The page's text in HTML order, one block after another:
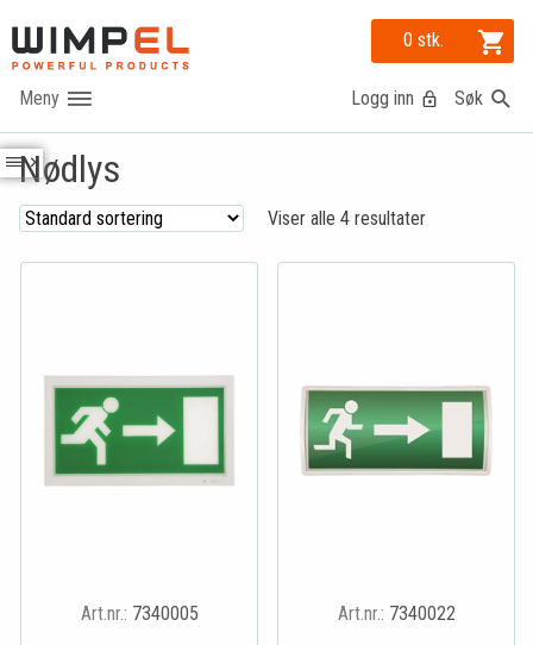
Søk
0 stk.
Logg inn
Nødlys
Viser alle 4 resultater
Art.nr.: 7340005
Art.nr.: 7340022